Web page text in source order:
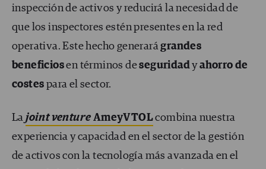
inspección de activos y reducirá la necesidad de
que los inspectores estén presentes en la red
operativa. Este hecho generarágrandes
beneficiosen términos deseguridadyahorro de
costes para el sector.
Lajoint venture AmeyVTOLcombina nuestra
experiencia y capacidad en el sector de la gestión
de activos con la tecnología más avanzada en el